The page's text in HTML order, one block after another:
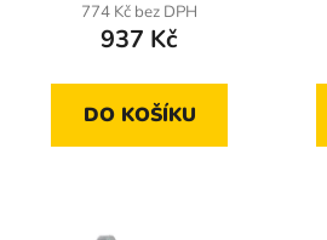
774 Kč bez DPH
937 Kč
DO KOŠÍKU